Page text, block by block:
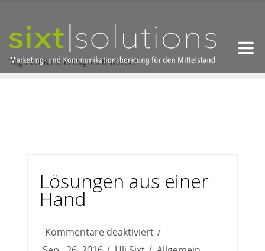
Tag Archives: erfolgreich werben
Lösungen aus einer
Hand
Kommentare deaktiviertfür